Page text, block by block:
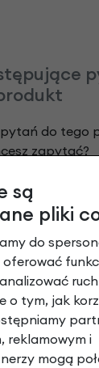
do tego
zapytać?
pytanie
ten
są
pliki
do
oferować
o tym, jak
reklamowym i
mogą